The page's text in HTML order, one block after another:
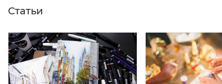
Статьи